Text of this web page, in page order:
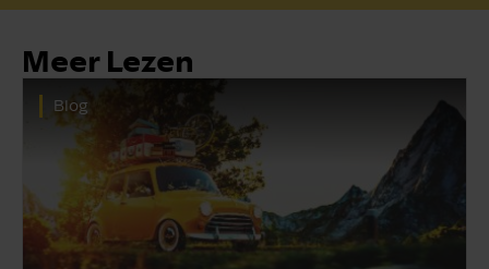
Meer Lezen